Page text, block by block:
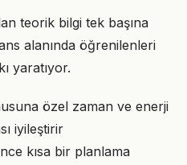
teorik bilgi tek başına
alanında öğrenilenleri
yaratıyor.
özel zaman ve enerji
iyileştirir
kısa bir planlama